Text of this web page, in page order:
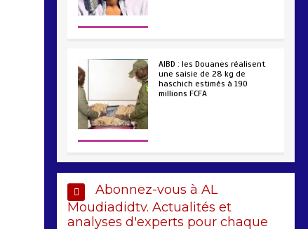
AIBD : les Douanes réalisent
une saisie de 28 kg de
haschich estimés à 190
millions FCFA
Abonnez-vous à AL
Moudiadidtv. Actualités et
analyses d'experts pour chaque